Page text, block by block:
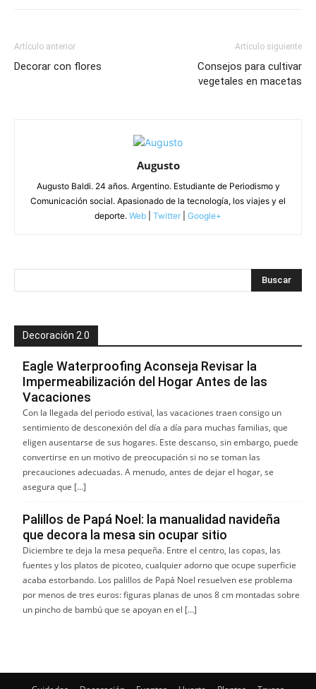
Artículo anterior
Decorar con flores
Artículo siguiente
Consejos para cultivar
vegetales en macetas
Augusto
Augusto Baldi. 24 años. Argentino. Estudiante de Periodismo y
Comunicación social. Apasionado de la tecnología, los viajes y el
deporte. Web Twitter Google+
Decoración 2.0
Eagle Waterproofing Aconseja Revisar la
Impermeabilización del Hogar Antes de las
Vacaciones
Con la llegada del periodo estival, las vacaciones traen consigo un
sentimiento de desconexión del día a día para muchas familias, que
eligen ausentarse de sus hogares. Este descanso, sin embargo, puede
convertirse en un motivo de preocupación si no se toman las
precauciones adecuadas. A menudo, antes de dejar el hogar, se
asegura que […]
Palillos de Papá Noel: la manualidad navideña
que decora la mesa sin ocupar sitio
Diciembre te deja la mesa pequeña. Entre el centro, las copas, las
fuentes y los platos de picoteo, cualquier adorno que ocupe superficie
acaba estorbando. Los palillos de Papá Noel resuelven ese problema
por menos de tres euros: figuras planas de unos 8 cm montadas sobre
un pincho de bambú que se apoyan en el […]